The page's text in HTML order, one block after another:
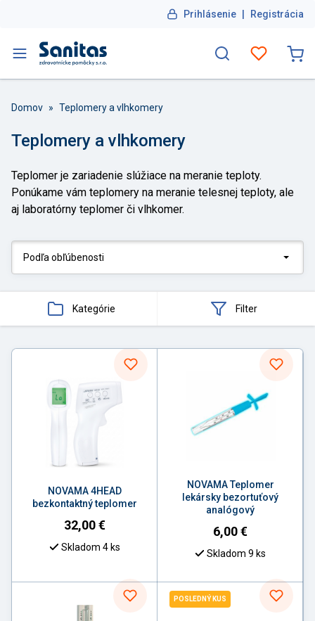
Prihlásenie | Registrácia
Domov » Teplomery a vlhkomery
Teplomery a vlhkomery
Teplomer je zariadenie slúžiace na meranie teploty.
Ponúkame vám teplomery na meranie telesnej teploty, ale
aj laboratórny teplomer či vlhkomer.
Kategórie Filter
NOVAMA 4HEAD
bezkontaktný teplomer
32,00€
Skladom 4 ks
NOVAMA Teplomer
lekársky bezortuťový
analógový
6,00€
Skladom 9 ks
POSLEDNÝ KUS